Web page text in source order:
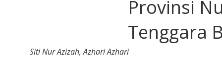
Provinsi
Tenggara
Siti Nur Azizah, Azhari Azhari